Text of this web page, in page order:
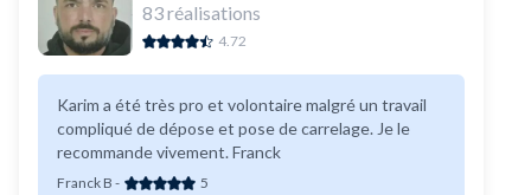
83réalisations
4.72
Karim a été très pro et volontaire malgré un travail
compliqué de dépose et pose de carrelage. Je le
recommande vivement. Franck
Franck B - 5